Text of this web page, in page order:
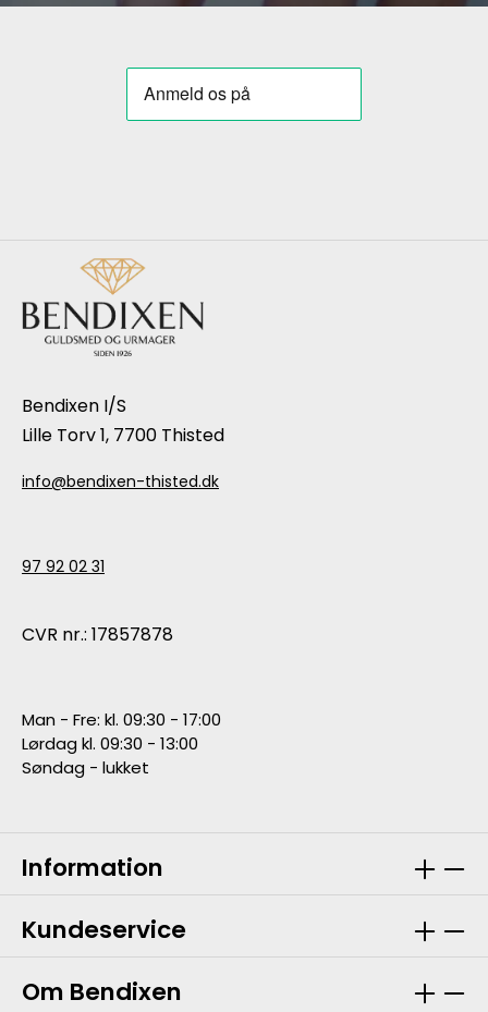
Bendixen I/S
Lille Torv 1, 7700 Thisted
info@bendixen-thisted.dk
97 92 02 31
CVR nr.: 17857878
Man - Fre: kl. 09:30 - 17:00
Lørdag kl. 09:30 - 13:00
Søndag - lukket
Information
Kundeservice
Om Bendixen